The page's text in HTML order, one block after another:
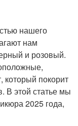
нашего
нам
и розовый.
покорит
В этой статье мы
2025 года,